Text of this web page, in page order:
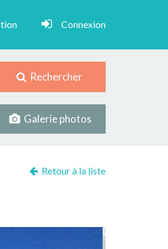
Connexion
Rechercher
Galerie photos
Retour à la liste